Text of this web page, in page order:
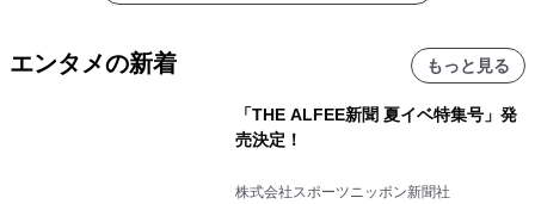
エンタメの新着 もっと見る
「THE ALFEE新聞 夏イベ特集号」発
売決定！
株式会社スポーツニッポン新聞社